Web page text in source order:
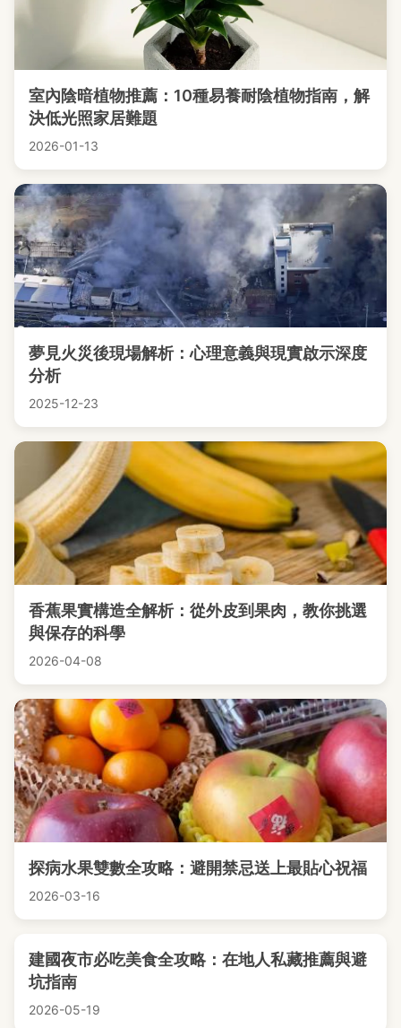
室內陰暗植物推薦：10種易養耐陰植物指南，解
決低光照家居難題
2026-01-13
夢見火災後現場解析：心理意義與現實啟示深度
分析
2025-12-23
香蕉果實構造全解析：從外皮到果肉，教你挑選
與保存的科學
2026-04-08
探病水果雙數全攻略：避開禁忌送上最貼心祝福
2026-03-16
建國夜市必吃美食全攻略：在地人私藏推薦與避
坑指南
2026-05-19